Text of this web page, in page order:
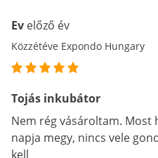
Ev előző év
Közzétéve Expondo Hungary
Tojás inkubátor
Nem rég vásároltam. Most
napja megy, nincs vele
kell